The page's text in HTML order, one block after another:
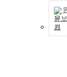
문보
기